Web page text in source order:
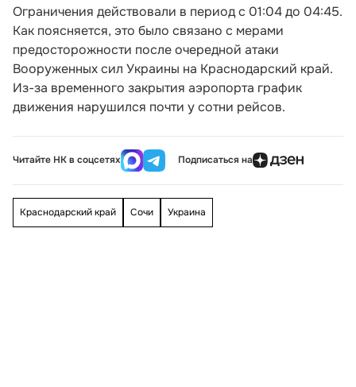
Ограничения действовали в период с 01:04 до 04:45.
Как поясняется, это было связано с мерами
предосторожности после очередной атаки
Вооруженных сил Украины на Краснодарский край.
Из-за временного закрытия аэропорта график
движения нарушился почти у сотни рейсов.
Читайте НК в соцсетях Подписаться на
Краснодарский край Сочи Украина